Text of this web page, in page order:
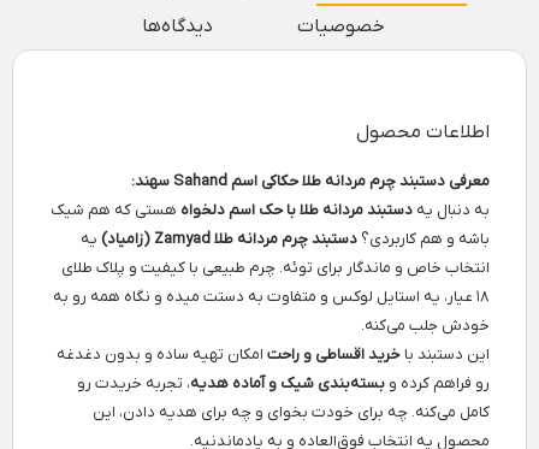
خصوصیات
دیدگاه‌ها
اطلاعات محصول
معرفی دستبند چرم مردانه طلا حکاکی اسم Sahand سهند:
به دنبال یه دستبند مردانه طلا با حک اسم دلخواه هستی که هم شیک
باشه و هم کاربردی؟ دستبند چرم مردانه طلا Zamyad (زامیاد)
یه
انتخاب خاص و ماندگار برای توئه. چرم طبیعی با کیفیت و پلاک طلای
۱۸ عیار، یه استایل لوکس و متفاوت به دستت میده و نگاه همه رو به
خودش جلب می‌کنه.
این دستبند با خرید اقساطی و راحت امکان تهیه ساده و بدون دغدغه
رو فراهم کرده و بسته‌بندی شیک و آماده هدیه، تجربه خریدت رو
کامل می‌کنه. چه برای خودت بخوای و چه برای هدیه دادن، این
محصول یه انتخاب فوق‌العاده و به یادماندنیه.